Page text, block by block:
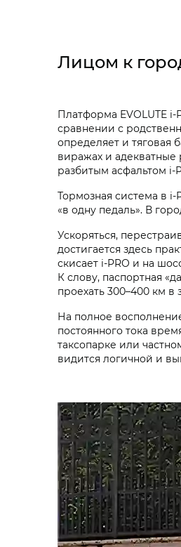
Лицом к
Платформа EVOLUTE
сравнении с
определяет и тяговая
виражах и адекватные
разбитым асфальтом
Тормозная система в
«в одну педаль». В
Ускоряться,
достигается здесь
скисает i‑PRO и на
К слову, паспортная
проехать 300–400 км
На полное
постоянного тока
таксопарке или
видится логичной и